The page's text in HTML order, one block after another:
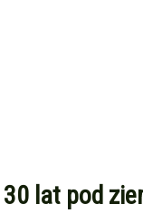
30 lat pod